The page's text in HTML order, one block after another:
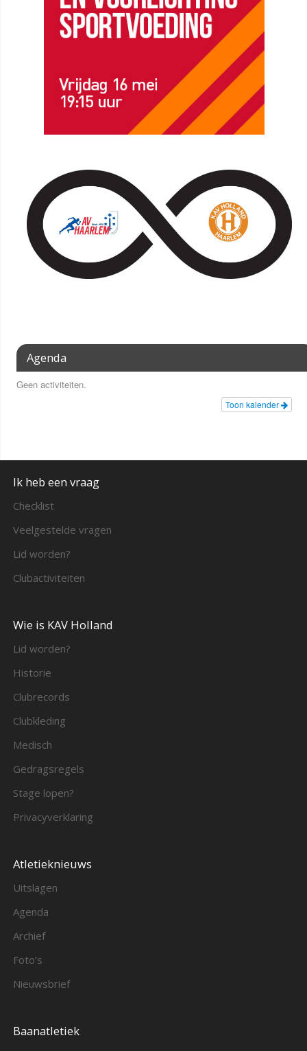
Agenda
Geen activiteiten.
Toon kalender
Ik heb een vraag
Checklist
Veelgestelde vragen
Lid worden?
Clubactiviteiten
Wie is KAV Holland
Lid worden?
Historie
Clubrecords
Clubkleding
Medisch
Gedragsregels
Stage lopen?
Privacyverklaring
Atletieknieuws
Uitslagen
Agenda
Archief
Foto’s
Nieuwsbrief
Baanatletiek